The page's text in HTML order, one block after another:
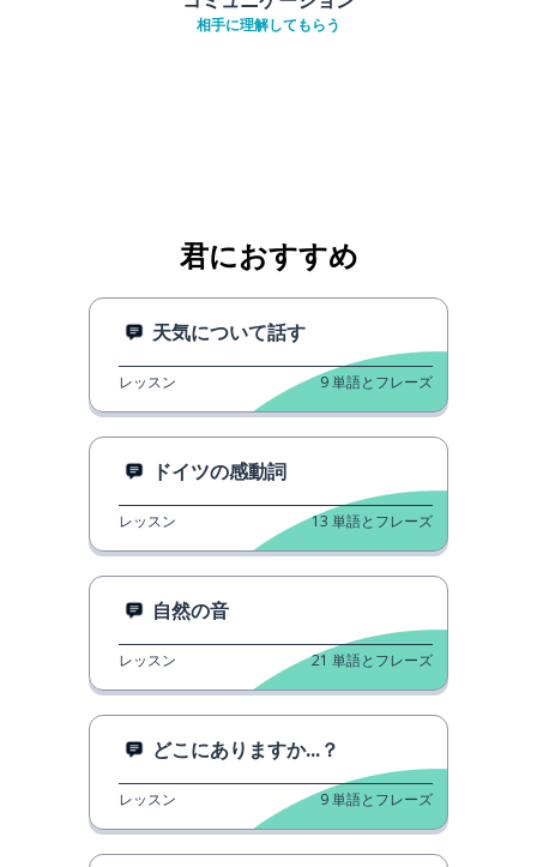
相手に理解してもらう
君におすすめ
天気について話す
レッスン 9単語とフレーズ
ドイツの感動詞
レッスン 13 単語とフレーズ
自然の音
レッスン 21 単語とフレーズ
どこにありますか...？
レッスン 9単語とフレーズ